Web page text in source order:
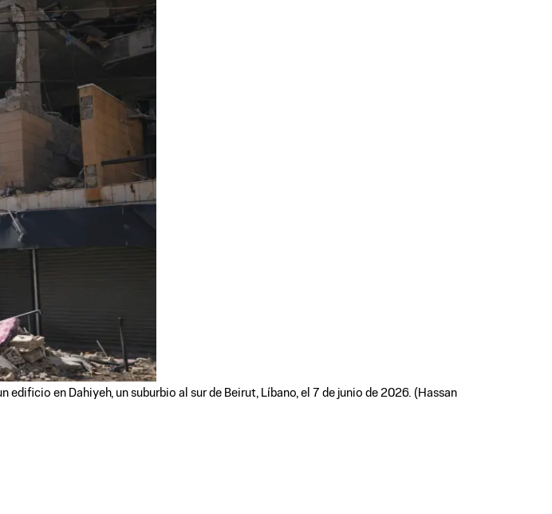
en Dahiyeh, un suburbio al sur de Beirut, Líbano, el 7 de junio de 2026. (Hassan